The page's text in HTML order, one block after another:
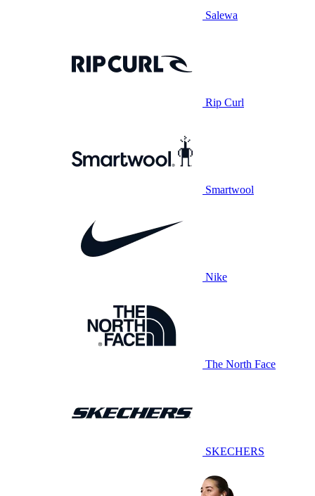
Salewa
Rip Curl
Smartwool
Nike
The North Face
SKECHERS